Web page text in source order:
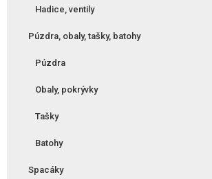
Hadice, ventily
Púzdra, obaly, tašky, batohy
Púzdra
Obaly, pokrývky
Tašky
Batohy
Spacáky